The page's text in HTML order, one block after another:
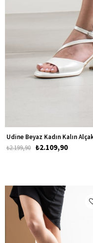
Udine Beyaz Kadın Kalın
₺2.109,90
₺2.199,90